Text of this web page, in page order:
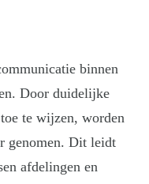
binnen
Door duidelijke
te wijzen, worden
genomen. Dit leidt
afdelingen en